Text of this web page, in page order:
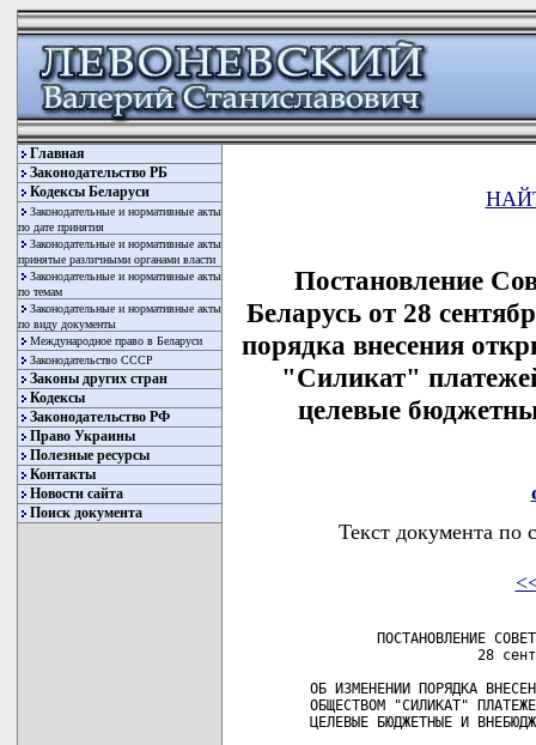
Главная
Законодательство РБ
Кодексы Беларуси
Законодательные и нормативные акты
по дате принятия
Законодательные и нормативные акты
принятые различными органами власти
Законодательные и нормативные акты
по темам
Законодательные и нормативные акты
по виду документы
Международное право в Беларуси
Законодательство СССР
Законы других стран
Кодексы
Законодательство РФ
Право Украины
Полезные ресурсы
Контакты
Новости сайта
Поиск документа
Постановление
Беларусь от 28
порядка внесения
"Силикат"
целевые
Текст документа по
ПОСТАНОВЛЕНИЕ
28
ОБ ИЗМЕНЕНИИ ПОРЯДКА
ОБЩЕСТВОМ "СИЛИКАТ"
ЦЕЛЕВЫЕ БЮДЖЕТНЫЕ И